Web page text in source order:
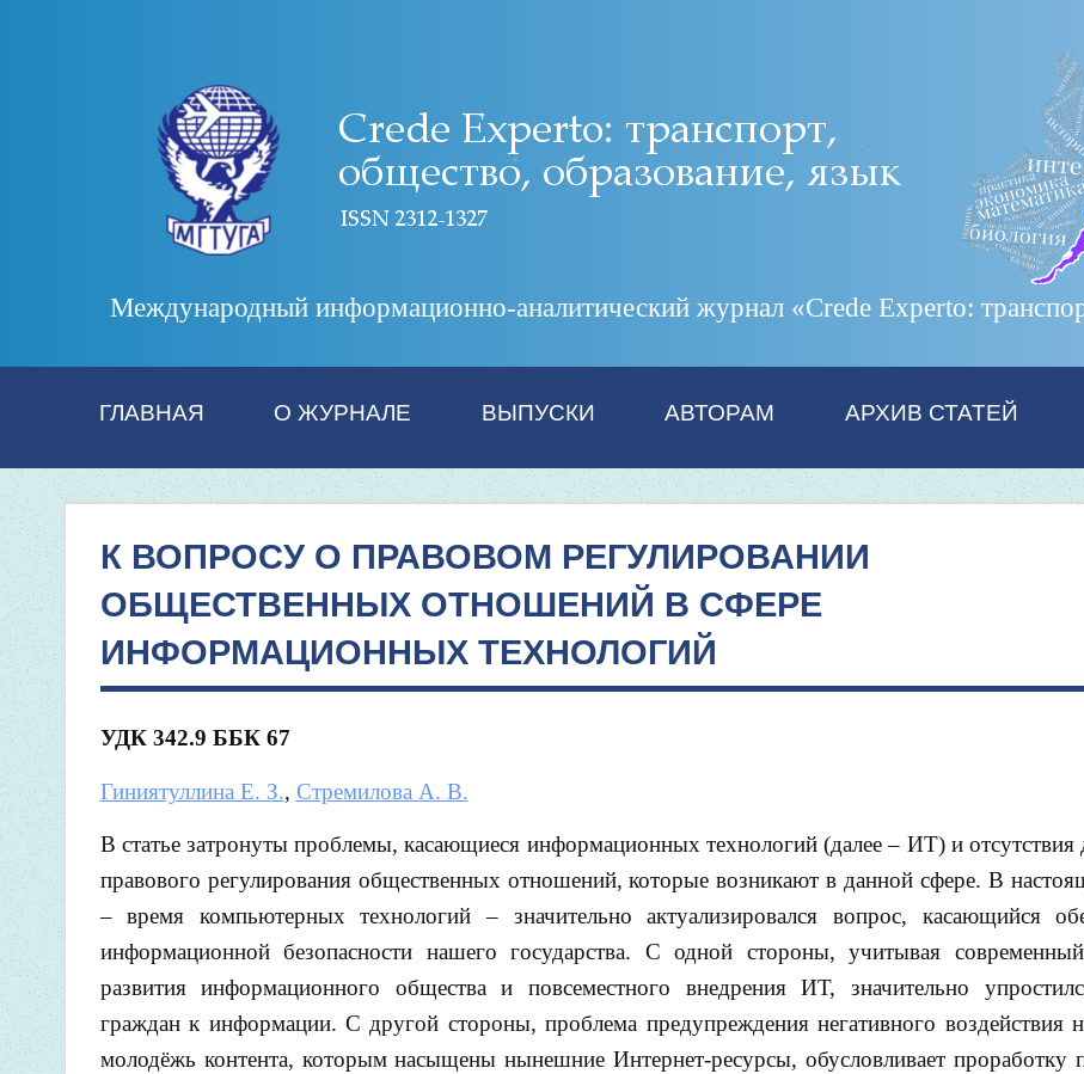
Международный информационно-аналитический журнал «Crede Experto:
ГЛАВНАЯ О ЖУРНАЛЕ ВЫПУСКИ АВТОРАМ АРХИВ СТАТЕЙ
К ВОПРОСУ О ПРАВОВОМ РЕГУЛИРОВАНИИ
ОБЩЕСТВЕННЫХ ОТНОШЕНИЙ В СФЕРЕ
ИНФОРМАЦИОННЫХ ТЕХНОЛОГИЙ
УДК 342.9 ББК 67
Гиниятуллина Е. З., Стремилова А. В.
В статье затронуты проблемы, касающиеся информационных технологий (далее – ИТ) и отсутствия
правового регулирования общественных отношений, которые возникают в данной сфере. В
– время компьютерных технологий – значительно актуализировался вопрос, касающийся
информационной безопасности нашего государства. С одной стороны, учитывая
развития информационного общества и повсеместного внедрения ИТ, значительно
граждан к информации. С другой стороны, проблема предупреждения негативного воздействия
молодёжь контента, которым насыщены нынешние Интернет-ресурсы, обусловливает проработку